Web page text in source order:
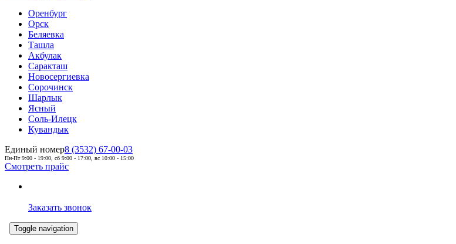
Оренбург
Орск
Беляевка
Ташла
Акбулак
Саракташ
Новосергиевка
Сорочинск
Шарлык
Ясный
Соль-Илецк
Кувандык
Единый номер8 (3532) 67-00-03
Пн-Пт 9:00 - 19:00, сб 9:00 - 17:00, вс 10:00 - 15:00
Смотреть прайс
Заказать звонок
Toggle navigation